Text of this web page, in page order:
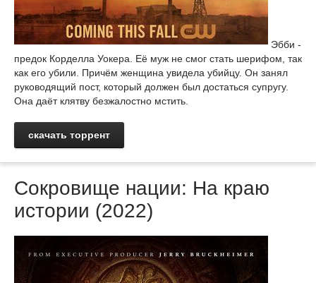
Эбби -
предок Корделла Уокера. Её муж не смог стать шерифом, так
как его убили. Причём женщина увидела убийцу. Он занял
руководящий пост, который должен был достаться супругу.
Она даёт клятву безжалостно мстить.
скачать торрент
Сокровище нации: На краю
истории (2022)